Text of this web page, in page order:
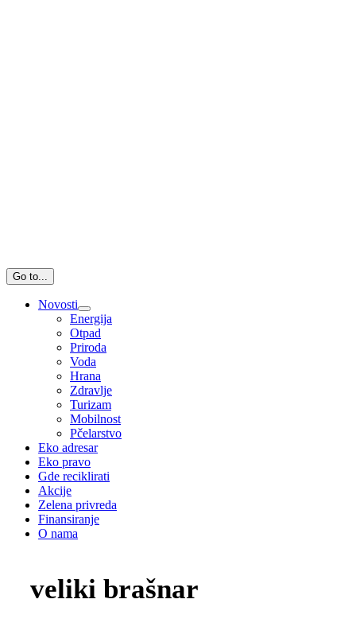
Go to...
Novosti
Energija
Otpad
Priroda
Voda
Hrana
Zdravlje
Turizam
Mobilnost
Pčelarstvo
Eko adresar
Eko pravo
Gde reciklirati
Akcije
Zelena privreda
Finansiranje
O nama
veliki brašnar